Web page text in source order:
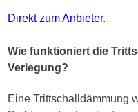
Direkt zum Anbieter.
Wie funktioniert die
Verlegung?
Eine Trittschalldämmung